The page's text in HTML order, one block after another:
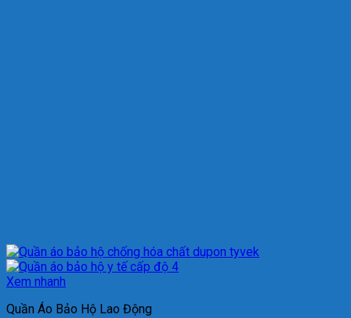
Xem nhanh
Quần Áo Bảo Hộ Lao Động